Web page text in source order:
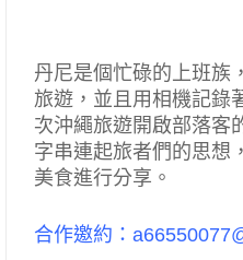
丹尼是個忙碌的上班族
旅遊，並且用相機記錄
次沖繩旅遊開啟部落客
字串連起旅者們的思想
美食進行分享。
合作邀約：